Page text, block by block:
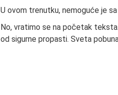
U ovom trenutku, nemoguće je
No, vratimo se na početak
od sigurne propasti. Sveta